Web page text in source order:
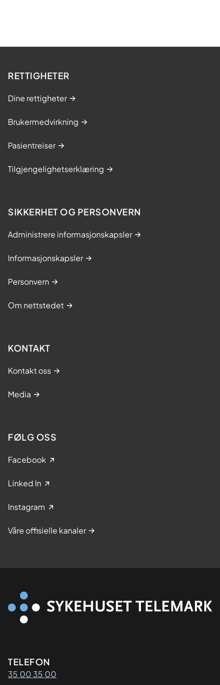
RETTIGHETER
Dine rettigheter
Brukermedvirkning
Pasientreiser
Tilgjengelighetserklæring
SIKKERHET OG PERSONVERN
Administrere informasjonskapsler
Informasjonskapsler
Personvern
Om nettstedet
KONTAKT
Kontakt oss
Media
FØLG OSS
Facebook
Linked In
Instagram
Våre offisielle kanaler
Kontaktinformasjon
TELEFON
35 00 35 00